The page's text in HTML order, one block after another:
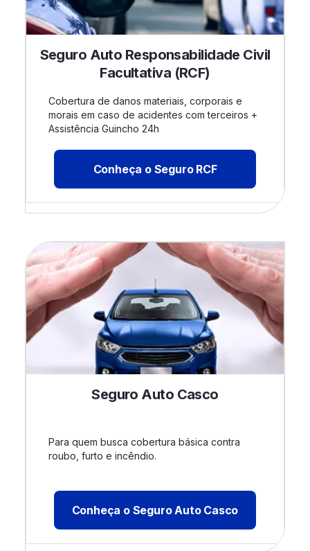
Seguro Auto Responsabilidade Civil
Facultativa (RCF)
Cobertura de danos materiais, corporais e
morais em caso de acidentes com terceiros +
Assistência Guincho 24h
Conheça o Seguro RCF
Seguro Auto Casco
Para quem busca cobertura básica contra
roubo, furto e incêndio.
Conheça o Seguro Auto Casco